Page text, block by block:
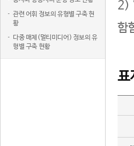
관련 어휘 정보의 유형별 구축 현
황
다중 매체(멀티미디어) 정보의 유
형별 구축 현황
2)
함
표